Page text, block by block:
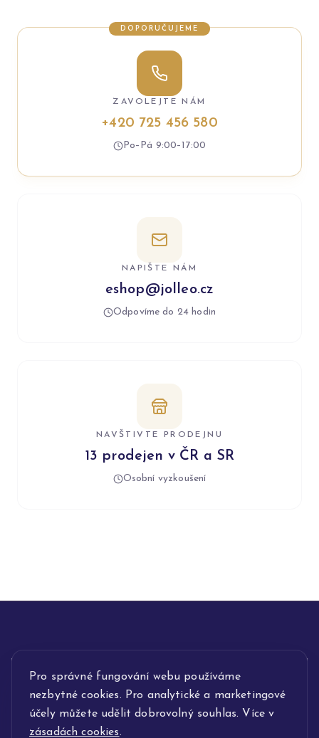
Pro správné fungování webu používáme
nezbytné cookies. Pro analytické a marketingové
účely můžete udělit dobrovolný souhlas. Více v
zásadách cookies.
DOPORUČUJEME
ZAVOLEJTE NÁM
+420 725 456 580
Po–Pá 9:00–17:00
NAPIŠTE NÁM
eshop@jolleo.cz
Odpovíme do 24 hodin
NAVŠTIVTE PRODEJNU
13 prodejen v ČR a SR
Osobní vyzkoušení
INFORMACE
POPIS SLUŽEB